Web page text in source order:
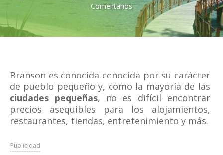
Comentarios
Branson es conocida conocida por su carácter
de pueblo pequeño y, como la mayoría de las
ciudades pequeñas, no es difícil encontrar
precios asequibles para los alojamientos,
restaurantes, tiendas, entretenimiento y más.
Publicidad